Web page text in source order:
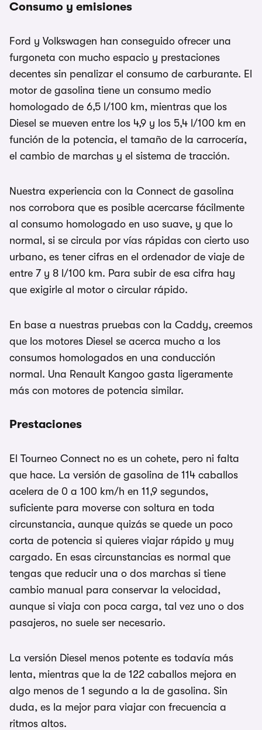
Consumo y emisiones
Ford y Volkswagen han conseguido ofrecer una
furgoneta con mucho espacio y prestaciones
decentes sin penalizar el consumo de carburante. El
motor de gasolina tiene un consumo medio
homologado de 6,5 l/100 km, mientras que los
Diesel se mueven entre los 4,9 y los 5,4 l/100 km en
función de la potencia, el tamaño de la carrocería,
el cambio de marchas y el sistema de tracción.
Nuestra experiencia con la Connect de gasolina
nos corrobora que es posible acercarse fácilmente
al consumo homologado en uso suave, y que lo
normal, si se circula por vías rápidas con cierto uso
urbano, es tener cifras en el ordenador de viaje de
entre 7 y 8 l/100 km. Para subir de esa cifra hay
que exigirle al motor o circular rápido.
En base a nuestras pruebas con la Caddy, creemos
que los motores Diesel se acerca mucho a los
consumos homologados en una conducción
normal. Una Renault Kangoo gasta ligeramente
más con motores de potencia similar.
Prestaciones
El Tourneo Connect no es un cohete, pero ni falta
que hace. La versión de gasolina de 114 caballos
acelera de 0 a 100 km/h en 11,9 segundos,
suficiente para moverse con soltura en toda
circunstancia, aunque quizás se quede un poco
corta de potencia si quieres viajar rápido y muy
cargado. En esas circunstancias es normal que
tengas que reducir una o dos marchas si tiene
cambio manual para conservar la velocidad,
aunque si viaja con poca carga, tal vez uno o dos
pasajeros, no suele ser necesario.
La versión Diesel menos potente es todavía más
lenta, mientras que la de 122 caballos mejora en
algo menos de 1 segundo a la de gasolina. Sin
duda, es la mejor para viajar con frecuencia a
ritmos altos.